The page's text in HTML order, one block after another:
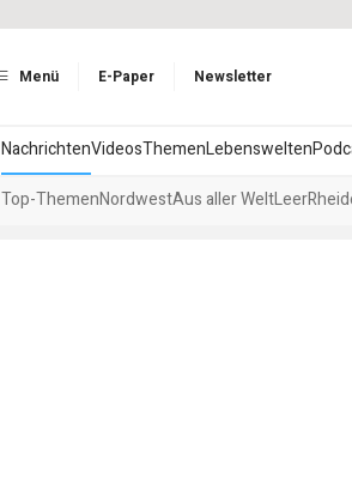
Menü E-Paper Newsletter
NachrichtenVideosThemenLebenswelten
Top-ThemenNordwestAus aller WeltLeer